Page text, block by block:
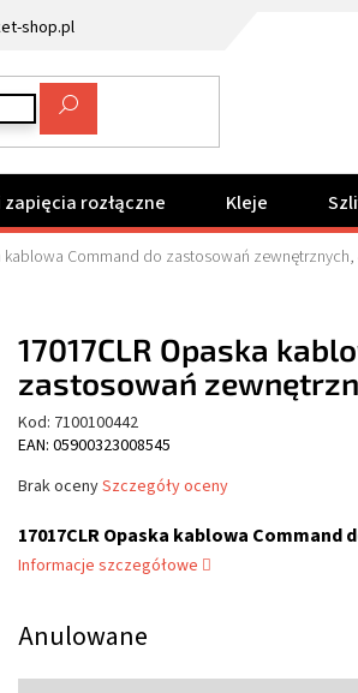
shop.pl
rozłączne Kleje
kablowa Command do zastosowań zewnętrznych,
Anulowane
17017CLR Opaska kablowa
Informacje szczegółowe
17017CLR Opaska
zastosowań
Kod: 7100100442
EAN: 05900323008545
Średnia
produktu
wynosi
0,0
5
gwiazdek.
Brak ocenySzczegóły oceny